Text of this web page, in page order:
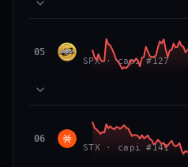
−84,0 %
TECHNIQUE
VOLUME
NEWS
05 SPX SPX6900
SPX · capi #127
TECHNIQUE
VOLUME
06 STX Stacks
STX · capi #141